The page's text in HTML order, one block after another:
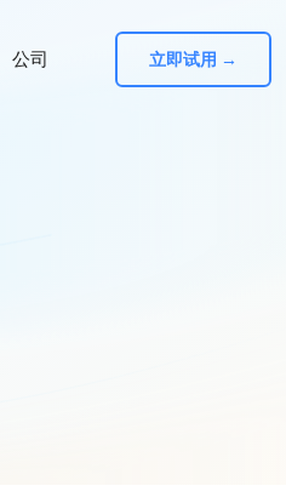
公司 立即试用 →